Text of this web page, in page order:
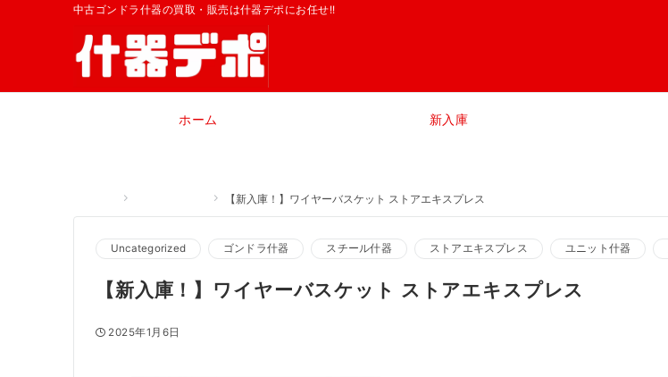
中古ゴンドラ什器の買取・販売は什器デポにお任せ!!
ホーム 新入庫
【新入庫！】ワイヤーバスケット ストアエキスプレス
Uncategorized ゴンドラ什器 スチール什器 ストアエキスプレス ユニット什器
【新入庫！】ワイヤーバスケット ストアエキスプレス
2025年1月6日